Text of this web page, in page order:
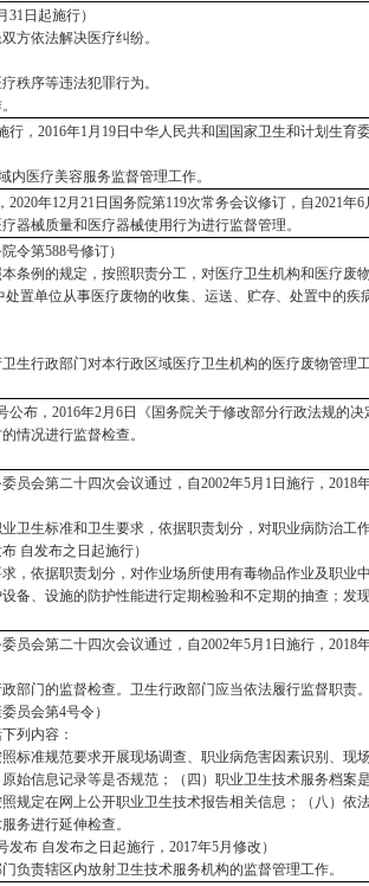
日起施行）
方依法解决医疗纠纷。
秩序等违法犯罪行为。
行，2016年1月19日中华人民共和国国家卫生和计划生
医疗美容服务监督管理工作。
年12月21日国务院第119次常务会议修订，自2021年6
器械质量和医疗器械使用行为进行监督管理。
令第588号修订）
例的规定，按照职责分工，对医疗卫生机构和医疗废
置单位从事医疗废物的收集、运送、贮存、处置中的
行政部门对本行政区域医疗卫生机构的医疗废物管理工
布，2016年2月6日《国务院关于修改部分行政法规的决
情况进行监督检查。
员会第二十四次会议通过，自2002年5月1日施行，
生标准和卫生要求，依据职责划分，对职业病防治工作
自发布之日起施行）
依据职责划分，对作业场所使用有毒物品作业及职业
、设施的防护性能进行定期检验和不定期的抽查；
员会第二十四次会议通过，自2002年5月1日施行，
部门的监督检查。卫生行政部门应当依法履行监督职责。
员会第4号令）
列内容：
标准规范要求开展现场调查、职业病危害因素识别、
信息记录等是否规范；（四）职业卫生技术服务档
规定在网上公开职业卫生技术报告相关信息；（八）
务进行延伸检查。
发布 自发布之日起施行，2017年5月修改）
负责辖区内放射卫生技术服务机构的监督管理工作。